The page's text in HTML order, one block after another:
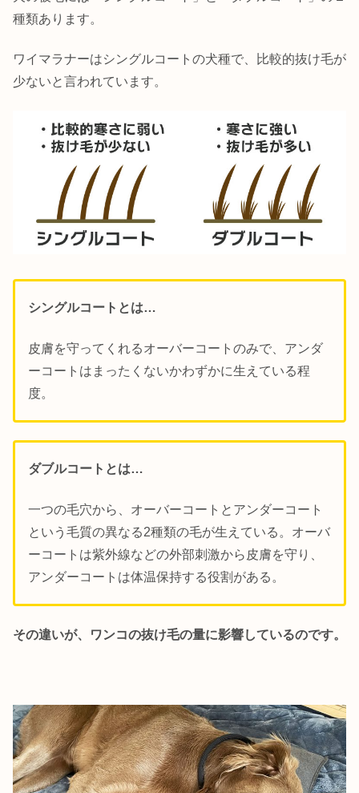
種類あります。
ワイマラナーはシングルコートの犬種で、比較的抜け毛が
少ないと言われています。
シングルコートとは…
皮膚を守ってくれるオーバーコートのみで、アンダ
ーコートはまったくないかわずかに生えている程
度。
ダブルコートとは…
一つの毛穴から、オーバーコートとアンダーコート
という毛質の異なる2種類の毛が生えている。オーバ
ーコートは紫外線などの外部刺激から皮膚を守り、
アンダーコートは体温保持する役割がある。
その違いが、ワンコの抜け毛の量に影響しているのです。